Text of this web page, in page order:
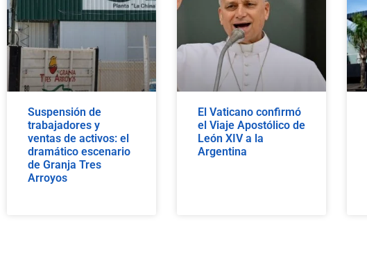
Suspensión de
trabajadores y
ventas de activos: el
dramático escenario
de Granja Tres
Arroyos
El Vaticano confirmó
el Viaje Apostólico de
León XIV a la
Argentina